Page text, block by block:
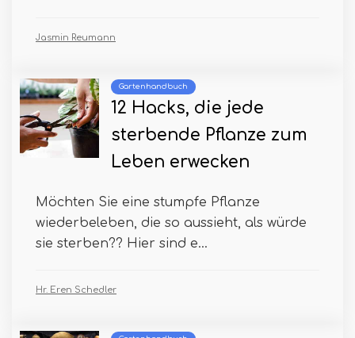
Jasmin Reumann
Gartenhandbuch
12 Hacks, die jede
sterbende Pflanze zum
Leben erwecken
Möchten Sie eine stumpfe Pflanze
wiederbeleben, die so aussieht, als würde
sie sterben?? Hier sind e...
Hr. Eren Schedler